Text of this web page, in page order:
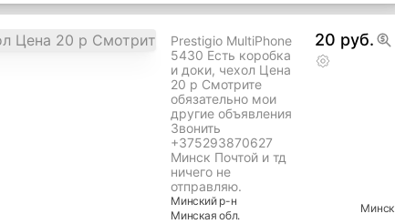
Prestigio MultiPhone
5430 Есть коробка
и доки, чехол Цена
20 р Смотрите
обязательно мои
другие объявления
Звонить
+375293870627
Минск Почтой и тд
ничего не
отправляю.
20 руб.
Минскийр-н
Минская обл.
Минск